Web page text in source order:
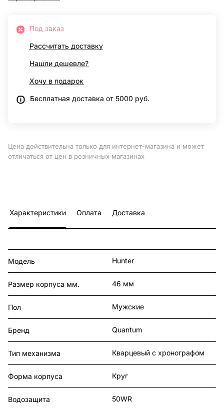
Под заказ
Рассчитать доставку
Нашли дешевле?
Хочу в подарок
Бесплатная доставка от 5000 руб.
Цена действительна только для интернет-магазина и может
отличаться от цен в розничных магазинах
Характеристики Оплата Доставка
Модель Hunter
Размер корпуса мм. 46 мм
Пол Мужские
Бренд Quantum
Тип механизма Кварцевый с хронографом
Форма корпуса Круг
Водозащита 50WR